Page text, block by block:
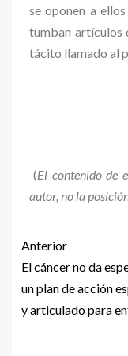
se oponen a
tumban artículos
tácito llamado al
(El contenido de
autor, no la
Anterior
El cáncer no da
un plan de acción
y articulado para